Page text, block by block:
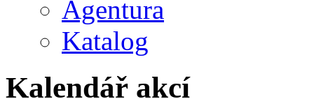
Agentura
Katalog
Kalendář akcí